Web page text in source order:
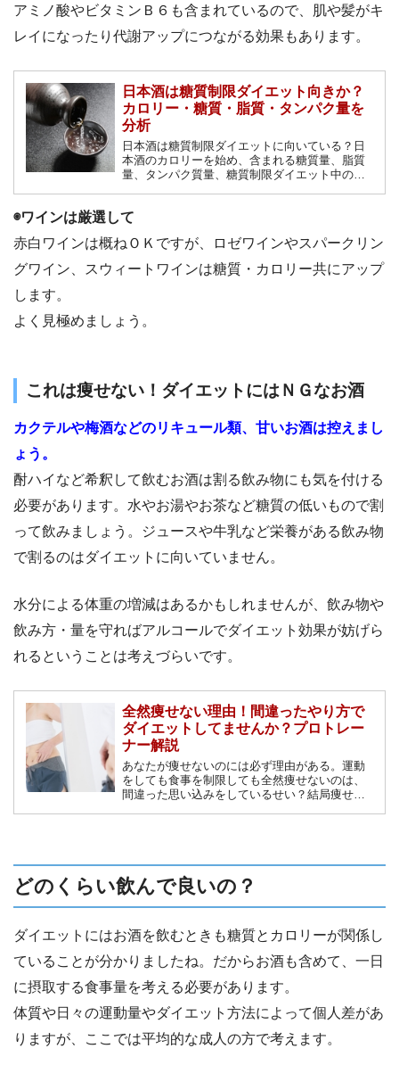
アミノ酸やビタミンＢ６も含まれているので、肌や髪がキ
レイになったり代謝アップにつながる効果もあります。
日本酒は糖質制限ダイエット向きか？
カロリー・糖質・脂質・タンパク量を
分析
日本酒は糖質制限ダイエットに向いている？日
本酒のカロリーを始め、含まれる糖質量、脂質
量、タンパク質量、糖質制限ダイエット中の日
◉ワインは厳選して
赤白ワインは概ねＯＫですが、ロゼワインやスパークリン
グワイン、スウィートワインは糖質・カロリー共にアップ
します。
よく見極めましょう。
これは痩せない！ダイエットにはＮＧなお酒
カクテルや梅酒などのリキュール類、甘いお酒は控えまし
ょう。
酎ハイなど希釈して飲むお酒は割る飲み物にも気を付ける
必要があります。水やお湯やお茶など糖質の低いもので割
って飲みましょう。ジュースや牛乳など栄養がある飲み物
で割るのはダイエットに向いていません。
水分による体重の増減はあるかもしれませんが、飲み物や
飲み方・量を守ればアルコールでダイエット効果が妨げら
れるということは考えづらいです。
全然痩せない理由！間違ったやり方で
ダイエットしてませんか？プロトレー
ナー解説
あなたが痩せないのには必ず理由がある。運動
をしても食事を制限しても全然痩せないのは、
間違った思い込みをしているせい？結局痩せる
どのくらい飲んで良いの？
ダイエットにはお酒を飲むときも糖質とカロリーが関係し
ていることが分かりましたね。だからお酒も含めて、一日
に摂取する食事量を考える必要があります。
体質や日々の運動量やダイエット方法によって個人差があ
りますが、ここでは平均的な成人の方で考えます。